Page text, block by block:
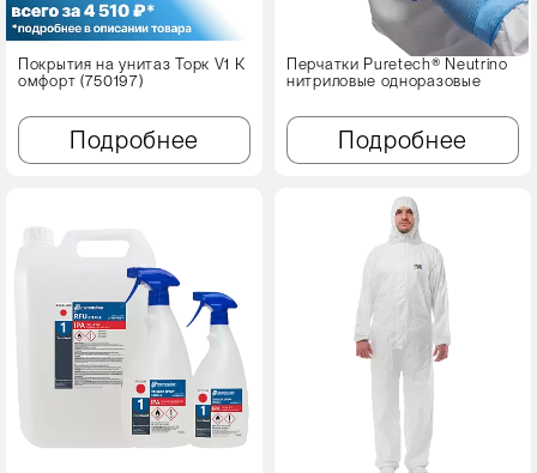
Покрытия на унитаз Торк V1 К
омфорт (750197)
Подробнее
Перчатки Puretech® Neutrino
нитриловые одноразовые
Подробнее